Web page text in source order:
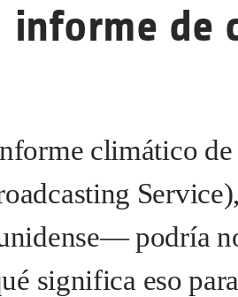
de
climático
podría
significa eso